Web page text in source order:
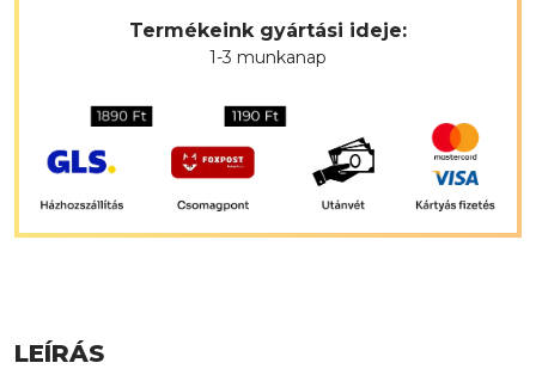
Termékeink gyártási ideje:
1-3 munkanap
LEÍRÁS